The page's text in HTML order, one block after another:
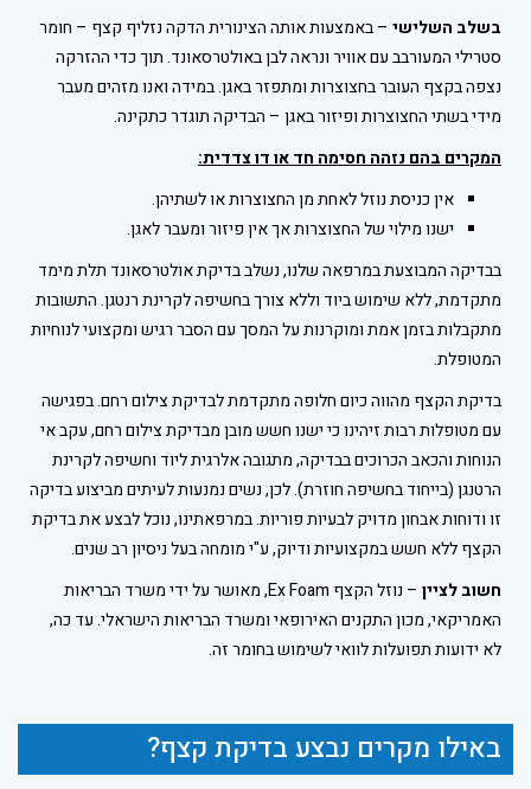
בשלב השלישי – באמצעות אותה הצינורית הדקה נזליף קצף – חומר
סטרילי המעורבב עם אוויר ונראה לבן באולטרסאונד. תוך כדי ההזרקה
נצפה בקצף העובר בחצוצרות ומתפזר באגן. במידה ואנו מזהים מעבר
מידי בשתי החצוצרות ופיזור באגן – הבדיקה תוגדר כתקינה.
המקרים בהם נזהה חסימה חד או דו צדדית:
אין כניסת נוזל לאחת מן החצוצרות או לשתיהן.
ישנו מילוי של החצוצרות אך אין פיזור ומעבר לאגן.
בבדיקה המבוצעת במרפאה שלנו, נשלב בדיקת אולטרסאונד תלת מימד
מתקדמת, ללא שימוש ביוד וללא צורך בחשיפה לקרינת רנטגן. התשובות
מתקבלות בזמן אמת ומוקרנות על המסך עם הסבר רגיש ומקצועי לנוחיות
המטופלת.
בדיקת הקצף מהווה כיום חלופה מתקדמת לבדיקת צילום רחם. בפגישה
עם מטופלות רבות זיהינו כי ישנו חשש מובן מבדיקת צילום רחם, עקב אי
הנוחות והכאב הכרוכים בבדיקה, מתגובה אלרגית ליוד וחשיפה לקרינת
הרטנגן (בייחוד בחשיפה חוזרת). לכן, נשים נמנעות לעיתים מביצוע בדיקה
זו ודוחות אבחון מדויק לבעיות פוריות. במרפאתינו, נוכל לבצע את בדיקת
הקצף ללא חשש במקצועיות ודיוק, ע"י מומחה בעל ניסיון רב שנים.
חשוב לציין
– נוזל הקצף Ex Foam, מאושר על ידי משרד הבריאות
האמריקאי, מכון התקנים האירופאי ומשרד הבריאות הישראלי. עד כה,
לא ידועות תפועלות לוואי לשימוש בחומר זה.
באילו מקרים נבצע בדיקת קצף?